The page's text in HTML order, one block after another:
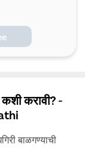
करावी? -
बाळगण्याची